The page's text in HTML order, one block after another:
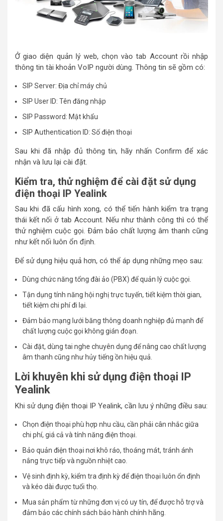
Ở giao diện quản lý web, chọn vào tab Account rồi nhập
thông tin tài khoản VoIP người dùng. Thông tin sẽ gồm có:
SIP Server: Địa chỉ máy chủ
SIP User ID: Tên đăng nhập
SIP Password: Mật khẩu
SIP Authentication ID: Số điện thoại
Sau khi đã nhập đủ thông tin, hãy nhấn Confirm để xác
nhận và lưu lại cài đặt.
Kiểm tra, thử nghiệm để cài đặt sử dụng
điện thoại IP Yealink
Sau khi đã cấu hình xong, có thể tiến hành kiểm tra trạng
thái kết nối ở tab Account. Nếu như thành công thì có thể
thử nghiệm cuộc gọi. Đảm bảo chất lượng âm thanh cũng
như kết nối luôn ổn định.
Để sử dụng hiệu quả hơn, có thể áp dụng những mẹo sau:
Dùng chức năng tổng đài ảo (PBX) để quản lý cuộc gọi.
Tận dụng tính năng hội nghị trực tuyến, tiết kiệm thời gian,
tiết kiệm chi phí đi lại.
Đảm bảo mạng lưới băng thông doanh nghiệp đủ mạnh để
chất lượng cuộc gọi không gián đoạn.
Cài đặt, dùng tai nghe chuyên dụng để nâng cao chất lượng
âm thanh cũng như hủy tiếng ồn hiệu quả.
Lời khuyên khi sử dụng điện thoại IP
Yealink
Khi sử dụng điện thoại IP Yealink, cần lưu ý những điều sau:
Chọn điện thoại phù hợp nhu cầu, cần phải cân nhắc giữa
chi phí, giá cả và tính năng điện thoại.
Bảo quản điện thoại nơi khô ráo, thoáng mát, tránh ánh
nắng trực tiếp và nguồn nhiệt cao.
Vệ sinh định kỳ, kiểm tra định kỳ để điện thoại luôn ổn định
và kéo dài được tuổi thọ.
Mua sản phẩm từ những đơn vị có uy tín, để được hỗ trợ và
đảm bảo các chính sách bảo hành chính hãng.